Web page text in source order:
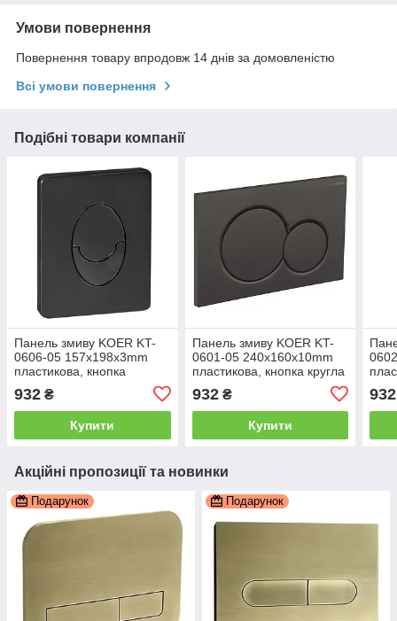
Умови повернення
Повернення товару впродовж 14 днів за домовленістю
Всі умови повернення
Подібні товари компанії
Панель змиву KOER KT-
0606-05 157x198x3mm
пластикова, кнопка
округлена (колір чорний
матовий) (KR5343)
932 ₴
Купити
Панель змиву KOER KT-
0601-05 240x160x10mm
пластикова, кнопка кругла
(KR5176)
932₴
Купити
932
Акційні пропозиції та новинки
Подарунок Подарунок